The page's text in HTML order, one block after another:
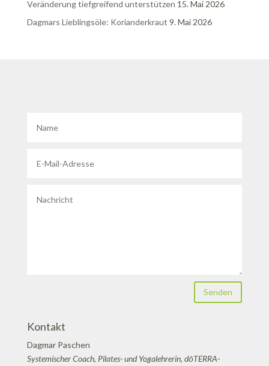
Veränderung tiefgreifend unterstützen 15. Mai 2026
Dagmars Lieblingsöle: Korianderkraut 9. Mai 2026
Senden
Kontakt
Dagmar Paschen
Systemischer Coach, Pilates- und Yogalehrerin, dōTERRA-